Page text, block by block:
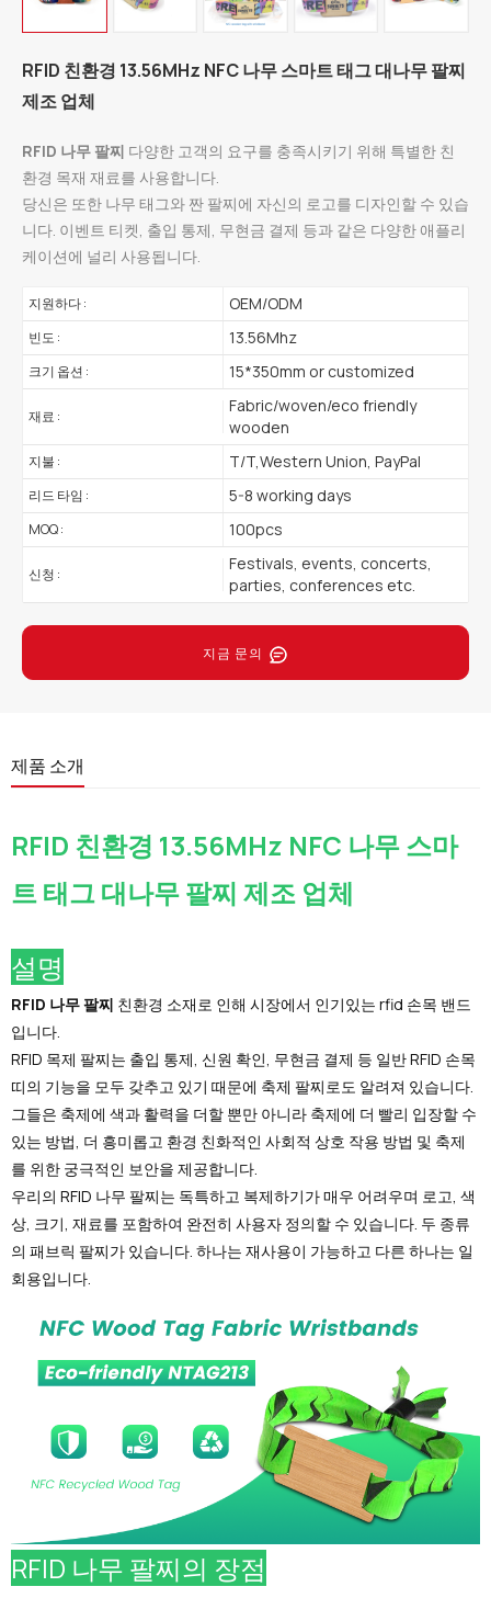
RFID 친환경 13.56MHz NFC 나무 스마트 태그 대나무 팔찌
제조 업체
RFID 나무 팔찌 다양한 고객의 요구를 충족시키기 위해 특별한 친
환경 목재 재료를 사용합니다.
당신은 또한 나무 태그와 짠 팔찌에 자신의 로고를 디자인할 수 있습
니다. 이벤트 티켓, 출입 통제, 무현금 결제 등과 같은 다양한 애플리
케이션에 널리 사용됩니다.
지원하다 : OEM/ODM
빈도 : 13.56Mhz
크기 옵션 : 15*350mm or customized
재료 :
Fabric/woven/eco friendly
wooden
지불 : T/T,Western Union, PayPal
리드 타임 : 5-8 working days
MOQ : 100pcs
신청 :
Festivals, events, concerts,
parties, conferences etc.
지금 문의
제품 소개
RFID 친환경 13.56MHz NFC 나무 스마
트 태그 대나무 팔찌 제조 업체
설명
RFID 나무 팔찌 친환경 소재로 인해 시장에서 인기있는 rfid 손목 밴드
입니다.
RFID 목제 팔찌는 출입 통제, 신원 확인, 무현금 결제 등 일반 RFID 손목
띠의 기능을 모두 갖추고 있기 때문에 축제 팔찌로도 알려져 있습니다.
그들은 축제에 색과 활력을 더할 뿐만 아니라 축제에 더 빨리 입장할 수
있는 방법, 더 흥미롭고 환경 친화적인 사회적 상호 작용 방법 및 축제
를 위한 궁극적인 보안을 제공합니다.
우리의 RFID 나무 팔찌는 독특하고 복제하기가 매우 어려우며 로고, 색
상, 크기, 재료를 포함하여 완전히 사용자 정의할 수 있습니다. 두 종류
의 패브릭 팔찌가 있습니다. 하나는 재사용이 가능하고 다른 하나는 일
회용입니다.
RFID 나무 팔찌의 장점